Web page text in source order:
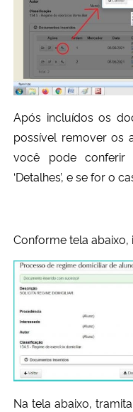
Após incluídos os
possível remover os
você pode
‘Detalhes’, e se for o
Conforme tela abaixo,
Na tela abaixo,